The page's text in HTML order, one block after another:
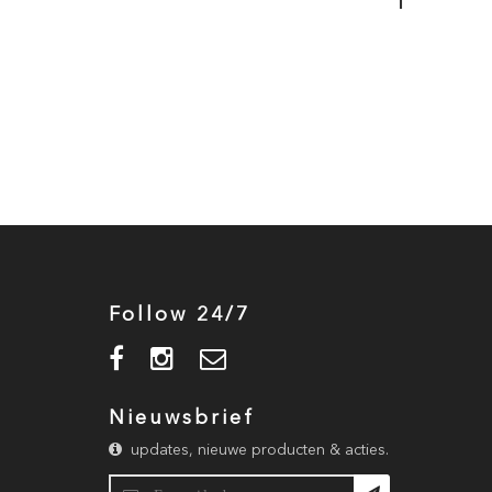
Follow 24/7
Nieuwsbrief
updates, nieuwe producten & acties.